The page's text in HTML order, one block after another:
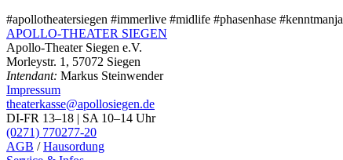
#apollotheatersiegen #immerlive #midlife #phasenhase #kenntmanja
APOLLO-THEATER SIEGEN
Apollo-Theater Siegen e.V.
Morleystr. 1, 57072 Siegen
Intendant: Markus Steinwender
Impressum
theaterkasse@apollosiegen.de
DI-FR 13–18 | SA 10–14 Uhr
(0271) 770277-20
AGB /Hausordung